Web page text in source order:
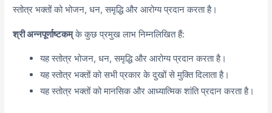
स्तोत्र भक्तों को भोजन, धन, समृद्धि और आरोग्य प्रदान करता है।
श्री अन्नपूर्णाष्टकम्के कुछ प्रमुख लाभ निम्नलिखित हैं:
यह स्तोत्र भोजन, धन, समृद्धि और आरोग्य प्रदान करता है।
यह स्तोत्र भक्तों को सभी प्रकार के दुखों से मुक्ति दिलाता है।
यह स्तोत्र भक्तों को मानसिक और आध्यात्मिक शांति प्रदान करता है।